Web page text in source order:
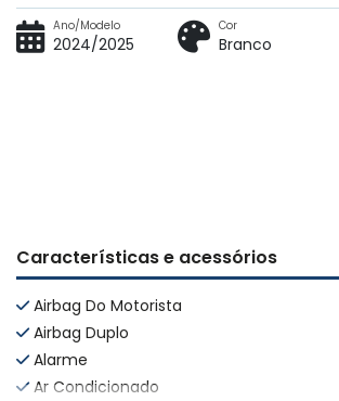
Ano/Modelo
2024/2025
Cor
Branco
Características e acessórios
Airbag Do Motorista
Airbag Duplo
Alarme
Ar Condicionado